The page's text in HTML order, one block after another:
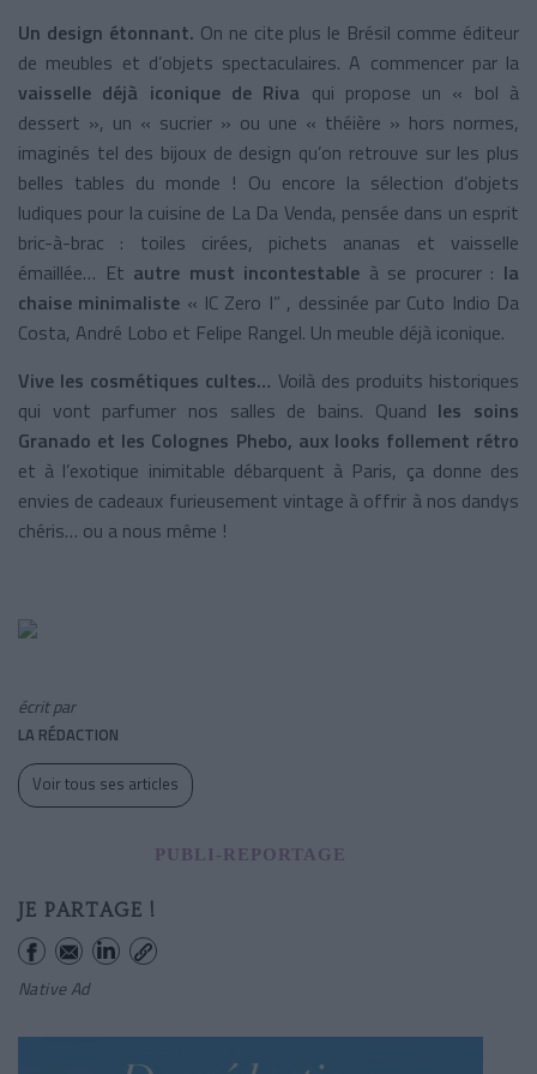
Un design étonnant. On ne cite plus le Brésil comme éditeur
de meubles et d’objets spectaculaires. A commencer par la
vaisselle déjà iconique de Riva qui propose un « bol à
dessert », un « sucrier » ou une « théière » hors normes,
imaginés tel des bijoux de design qu’on retrouve sur les plus
belles tables du monde ! Ou encore la sélection d’objets
ludiques pour la cuisine de La Da Venda, pensée dans un esprit
bric-à-brac : toiles cirées, pichets ananas et vaisselle
émaillée… Et autre must incontestable à se procurer : la
chaise minimaliste « IC Zero I” , dessinée par Cuto Indio Da
Costa, André Lobo et Felipe Rangel. Un meuble déjà iconique.
Vive les cosmétiques cultes… Voilà des produits historiques
qui vont parfumer nos salles de bains. Quand les soins
Granado et les Colognes Phebo, aux looks follement rétro
et à l’exotique inimitable débarquent à Paris, ça donne des
envies de cadeaux furieusement vintage à offrir à nos dandys
chéris… ou a nous même !
écrit par
LA RÉDACTION
Voir tous ses articles
PUBLI-REPORTAGE
JE PARTAGE !
Native Ad